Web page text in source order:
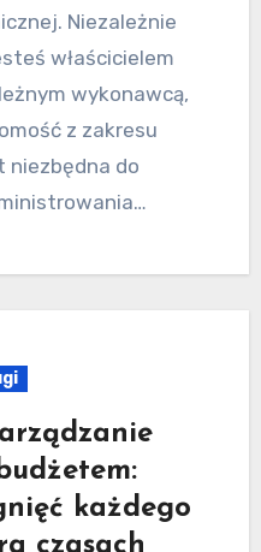
Niezależnie
właścicielem
wykonawcą,
z zakresu
niezbędna do
każdego